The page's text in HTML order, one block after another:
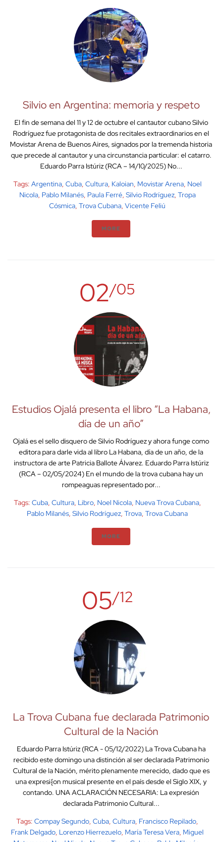
Silvio en Argentina: memoria y respeto
El fin de semana del 11 y 12 de octubre el cantautor cubano Silvio
Rodríguez fue protagonista de dos recitales extraordinarios en el
Movistar Arena de Buenos Aires, signados por la tremenda historia
que precede al cantautor y una circunstancia particular: el catarro.
Eduardo Parra Istúriz (RCA – 14/10/2025) No...
Tags: Argentina, Cuba, Cultura, Kaloian, Movistar Arena, Noel
Nicola, Pablo Milanés, Paula Ferré, Silvio Rodríguez, Tropa
Cósmica, Trova Cubana, Vicente Feliú
MORE
02/05
Estudios Ojalá presenta el libro “La Habana,
día de un año”
Ojalá es el sello disquero de Silvio Rodríguez y ahora funge como
editora para darle vida al libro La Habana, día de un año, de la
instructora de arte Patricia Ballote Álvarez. Eduardo Parra Istúriz
(RCA – 02/05/2024) En el mundo de la trova cubana hay un
rompeaguas representado por...
Tags: Cuba, Cultura, Libro, Noel Nicola, Nueva Trova Cubana,
Pablo Milanés, Silvio Rodríguez, Trova, Trova Cubana
MORE
05/12
La Trova Cubana fue declarada Patrimonio
Cultural de la Nación
Eduardo Parra Istúriz (RCA - 05/12/2022) La Trova Cubana ha
recibido este domingo una distinción al ser declarada Patrimonio
Cultural de la Nación, mérito plenamente merecido, dado que es
una expresi{on musical presente en el país desde el Siglo XIX, y
contando. UNA ACLARACIÓN NECESARIA: La expresión
declarada Patrimonio Cultural...
Tags: Compay Segundo, Cuba, Cultura, Francisco Repilado,
Frank Delgado, Lorenzo Hierrezuelo, María Teresa Vera, Miguel